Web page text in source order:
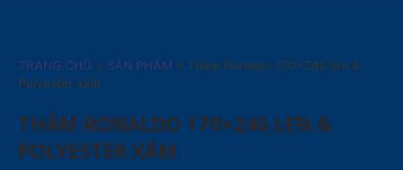
TRANG CHỦ » SẢN PHẨM » Thảm Ronaldo 170×240 len &
Polyester xám
THẢM RONALDO 170×240 LEN &
POLYESTER XÁM